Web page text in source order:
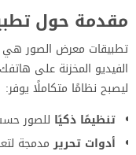
مقدمة حول
تطبيقات معرض الصور هي
الفيديو المخزنة على
ليصبح نظامًا متكاملًا يوفر:
تنظيمًا ذكيًا للصور حسب
أدوات تحريرمدمجة